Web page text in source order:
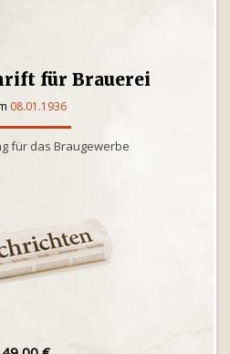
für Brauerei
08.01.1936
für das Braugewerbe